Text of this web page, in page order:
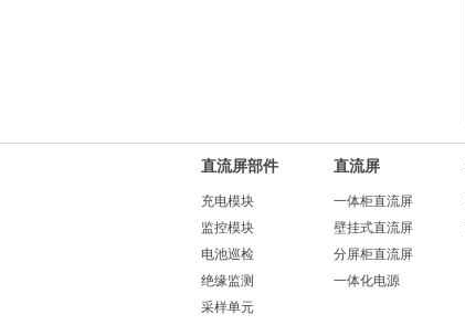
直流屏部件
充电模块
监控模块
电池巡检
绝缘监测
采样单元
直流屏
一体柜直流屏
壁挂式直流屏
分屏柜直流屏
一体化电源